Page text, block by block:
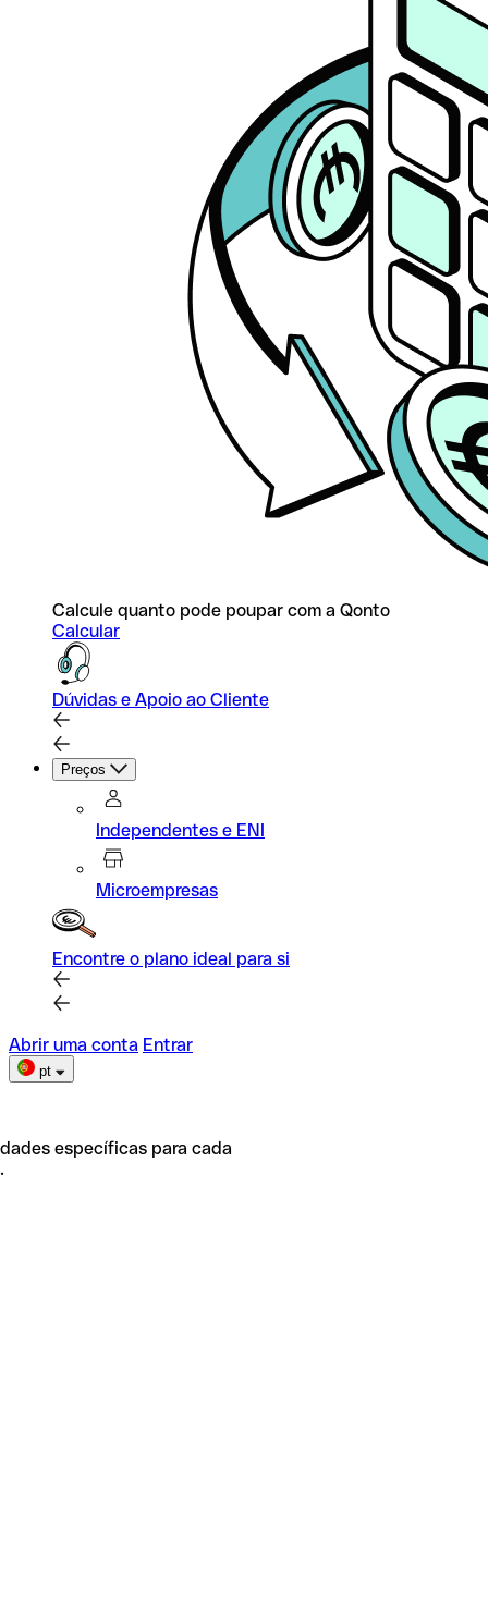
Calcule quanto pode poupar com a Qonto
Calcular
Dúvidas e Apoio ao Cliente
Preços
Independentes e ENI
Microempresas
Encontre o plano ideal para si
Abrir uma conta Entrar
pt
específicas para cada